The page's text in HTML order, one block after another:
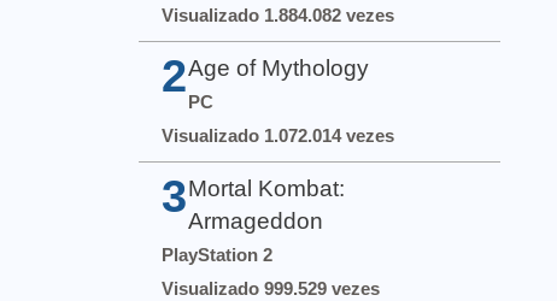
Visualizado 1.884.082 vezes
2Age of Mythology
PC
Visualizado 1.072.014 vezes
3 Mortal Kombat:
Armageddon
PlayStation 2
Visualizado 999.529 vezes